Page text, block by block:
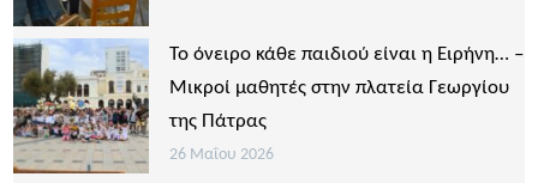
Το όνειρο κάθε παιδιού είναι η Ειρήνη… –
Μικροί μαθητές στην πλατεία Γεωργίου
της Πάτρας
26 Μαΐου 2026